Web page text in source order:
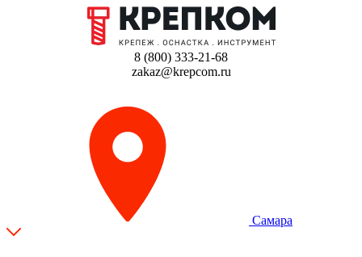
8 (800) 333-21-68
zakaz@krepcom.ru
Самара